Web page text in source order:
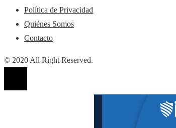
Política de Privacidad
Quiénes Somos
Contacto
© 2020 All Right Reserved.